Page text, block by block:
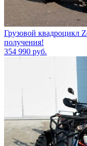
Грузовой квадроцикл
получения!
354 990 руб.